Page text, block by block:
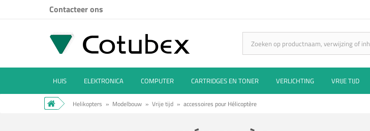
Contacteer ons
HUIS ELEKTRONICA COMPUTER CARTRIDGES EN TONER VERLICHTING VRIJE TIJD
Helikopters » Modelbouw » Vrije tijd » accessoires pour Hélicoptère